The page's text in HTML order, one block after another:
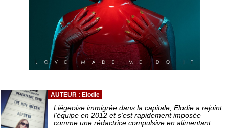
AUTEUR : Elodie
Liégeoise immigrée dans la capitale, Elodie a rejoint
l'équipe en 2012 et s'est rapidement imposée
comme une rédactrice compulsive en alimentant ...